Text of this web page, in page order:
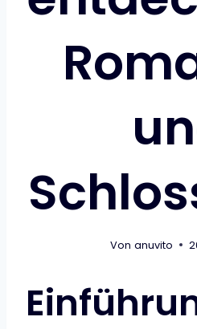
Von anuvito